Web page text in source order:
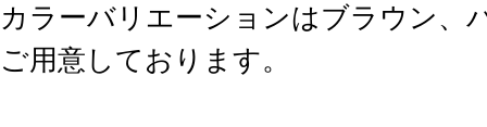
カラーバリエーションはブラウン、
ご用意しております。